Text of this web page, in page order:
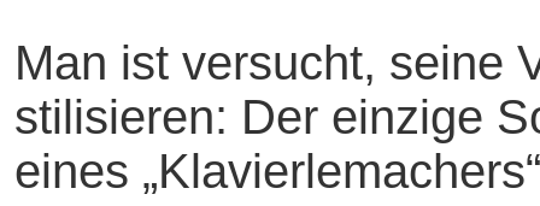
Man ist versucht, seine
stilisieren: Der einzige
eines